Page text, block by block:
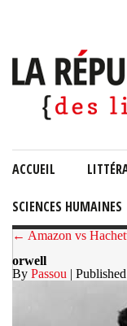
ACCUEIL
SCIENCES HUMAINES
← Amazon vs
orwell
By Passou | Published